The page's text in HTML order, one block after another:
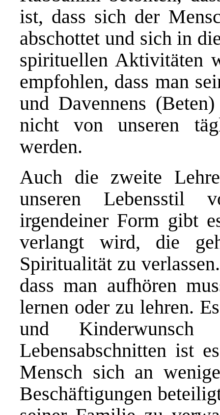
ist, dass sich der
abschottet und sich in
spirituellen Aktivitäten
empfohlen, dass man
und Davennens
nicht von unseren
werden.
Auch die zweite
unseren Lebensstil
irgendeiner Form gibt
verlangt wird, die
Spiritualität zu
dass man aufhören
lernen oder zu lehren.
und Kinderwunsch
Lebensabschnitten ist
Mensch sich an
Beschäftigungen